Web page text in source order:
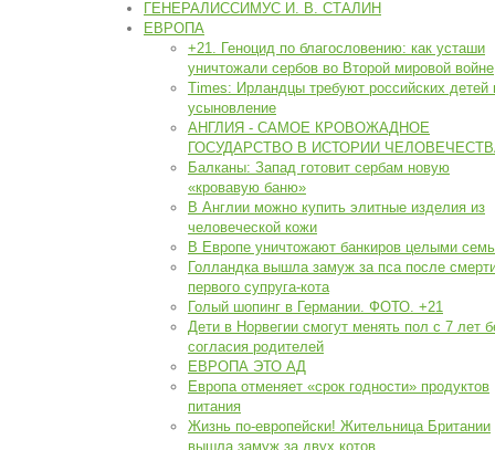
ГЕНЕРАЛИССИМУС И. В. СТАЛИН
ЕВРОПА
+21. Геноцид по благословению: как усташи
уничтожали сербов во Второй мировой войне
Times: Ирландцы требуют российских детей
усыновление
АНГЛИЯ - САМОЕ КРОВОЖАДНОЕ
ГОСУДАРСТВО В ИСТОРИИ
Балканы: Запад готовит сербам новую
«кровавую баню»
В Англии можно купить элитные изделия из
человеческой кожи
В Европе уничтожают банкиров целыми
Голландка вышла замуж за пса после
первого супруга-кота
Голый шопинг в Германии. ФОТО. +21
Дети в Норвегии смогут менять пол с 7 лет
согласия родителей
ЕВРОПА ЭТО АД
Европа отменяет «срок годности» продуктов
питания
Жизнь по-европейски! Жительница Британии
вышла замуж за двух котов